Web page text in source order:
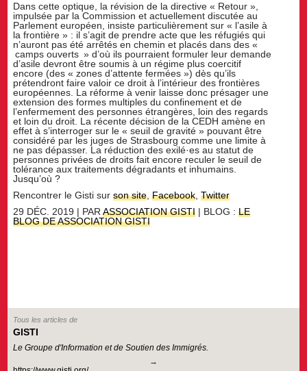
Dans cette optique, la révision de la directive « Retour »,
impulsée par la Commission et actuellement discutée au
Parlement européen, insiste particulièrement sur « l’asile à
la frontière » : il s’agit de prendre acte que les réfugiés qui
n’auront pas été arrêtés en chemin et placés dans des «
camps ouverts » d’où ils pourraient formuler leur demande
d’asile devront être soumis à un régime plus coercitif
encore (des « zones d’attente fermées ») dès qu’ils
prétendront faire valoir ce droit à l’intérieur des frontières
européennes. La réforme à venir laisse donc présager une
extension des formes multiples du confinement et de
l’enfermement des personnes étrangères, loin des regards
et loin du droit. La récente décision de la CEDH amène en
effet à s’interroger sur le « seuil de gravité » pouvant être
considéré par les juges de Strasbourg comme une limite à
ne pas dépasser. La réduction des exilé·es au statut de
personnes privées de droits fait encore reculer le seuil de
tolérance aux traitements dégradants et inhumains.
Jusqu’où ?
Rencontrer le Gisti surson site ,Facebook ,Twitter
29 DÉC. 2019 | PARASSOCIATION GISTI | BLOG :LE
BLOG DE ASSOCIATION GISTI
Tous les articles de
GISTI
Le Groupe d'Information et de Soutien des Immigrés.